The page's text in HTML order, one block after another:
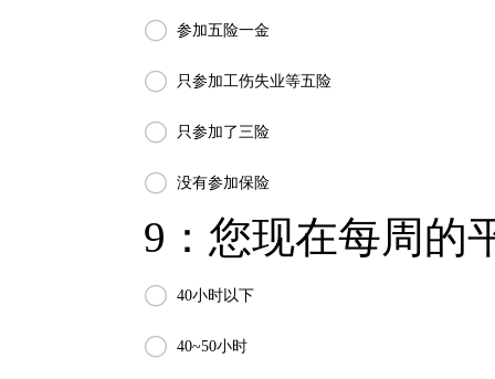
 参加五险一金
 只参加工伤失业等五险
 只参加了三险
 没有参加保险
9：您现在每周的
 40小时以下
 40~50小时